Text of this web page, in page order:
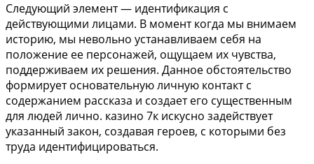
Следующий элемент — идентификация с
действующими лицами. В момент когда мы внимаем
историю, мы невольно устанавливаем себя на
положение ее персонажей, ощущаем их чувства,
поддерживаем их решения. Данное обстоятельство
формирует основательную личную контакт с
содержанием рассказа и создает его существенным
для людей лично. казино 7к искусно задействует
указанный закон, создавая героев, с которыми без
труда идентифицироваться.